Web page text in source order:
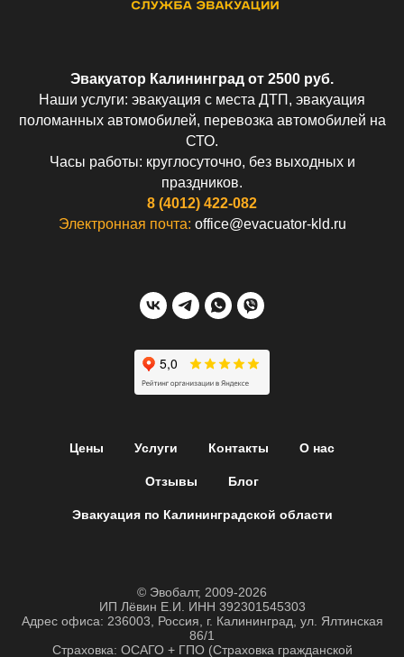
Эвакуатор Калининград от 2500 руб.
Наши услуги: эвакуация с места ДТП, эвакуация
поломанных автомобилей, перевозка автомобилей на
СТО.
Часы работы: круглосуточно, без выходных и
праздников.
8 (4012) 422-082
Электронная почта: office@evacuator-kld.ru
Цены Услуги Контакты О нас
Отзывы Блог
Эвакуация по Калининградской области
© Эвобалт, 2009-2026
ИП Лёвин Е.И. ИНН 392301545303
Адрес офиса: 236003, Россия, г. Калининград, ул. Ялтинская
86/1
Страховка: ОСАГО + ГПО (Страховка гражданской